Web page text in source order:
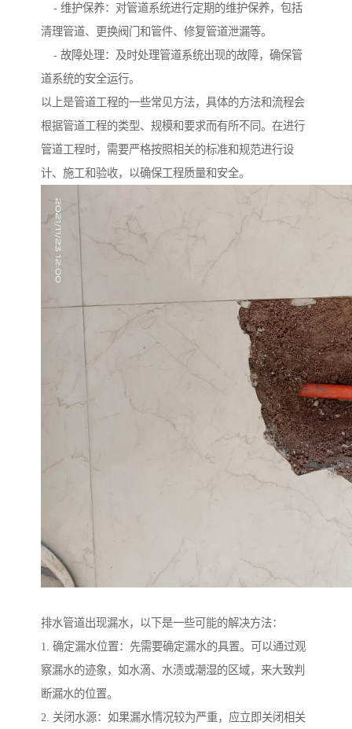
- 维护保养：对管道系统进行定期的维护保养，包括
清理管道、更换阀门和管件、修复管道泄漏等。
- 故障处理：及时处理管道系统出现的故障，确保管
道系统的安全运行。
以上是管道工程的一些常见方法，具体的方法和流程会
根据管道工程的类型、规模和要求而有所不同。在进行
管道工程时，需要严格按照相关的标准和规范进行设
计、施工和验收，以确保工程质量和安全。
排水管道出现漏水，以下是一些可能的解决方法：
1. 确定漏水位置：先需要确定漏水的具置。可以通过观
察漏水的迹象，如水滴、水渍或潮湿的区域，来大致判
断漏水的位置。
2. 关闭水源：如果漏水情况较为严重，应立即关闭相关